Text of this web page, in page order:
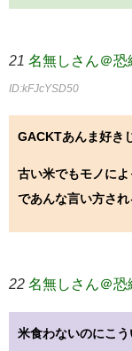
21 名無しさん＠恐
ID:kFJcYSD50
GACKTあんま好き
古い米でもモノに
であんな言い方さ
22 名無しさん＠恐
米食わないのにこ